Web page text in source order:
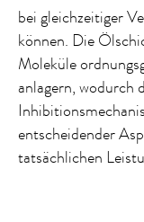
bei gleichzeitiger
können. Die
Moleküle
anlagern, wodurch
entscheidender
tatsächlichen